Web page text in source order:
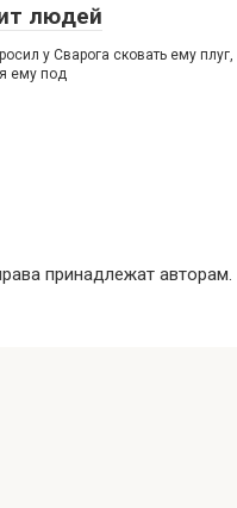
людей
у Сварога сковать ему плуг,
ему под
принадлежат авторам.